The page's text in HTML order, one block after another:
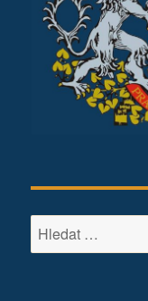
Hledat: